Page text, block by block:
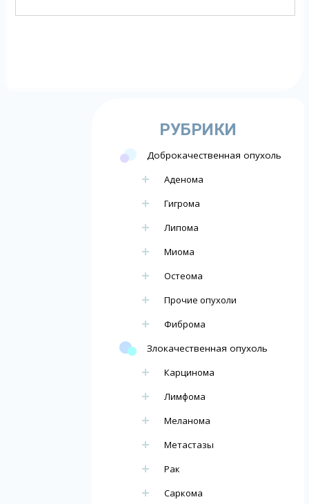
РУБРИКИ
Доброкачественная опухоль
Аденома
Гигрома
Липома
Миома
Остеома
Прочие опухоли
Фиброма
Злокачественная опухоль
Карцинома
Лимфома
Меланома
Метастазы
Рак
Саркома